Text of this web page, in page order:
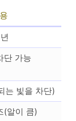
단 가능
는 빛을 차단)
(알이 큼)